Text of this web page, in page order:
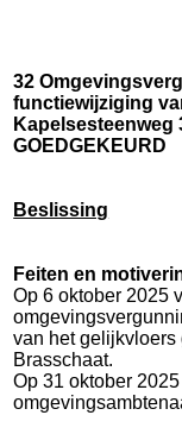
32
functiewijziging
Kapelsesteenweg
GOEDGEKEURD
Beslissing
Feiten en
Op 6 oktober 2025
van het
Brasschaat.
Op 31 oktober